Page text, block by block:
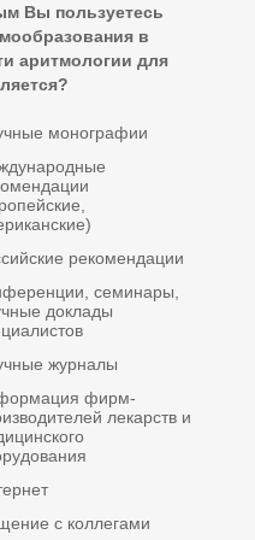
Вы пользуетесь
в
аритмологии для
монографии
рекомендации
семинары,
доклады
журналы
фирм-
лекарств и
с коллегами